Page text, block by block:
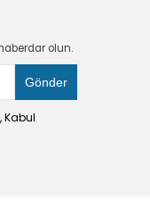
olun.
Kabul